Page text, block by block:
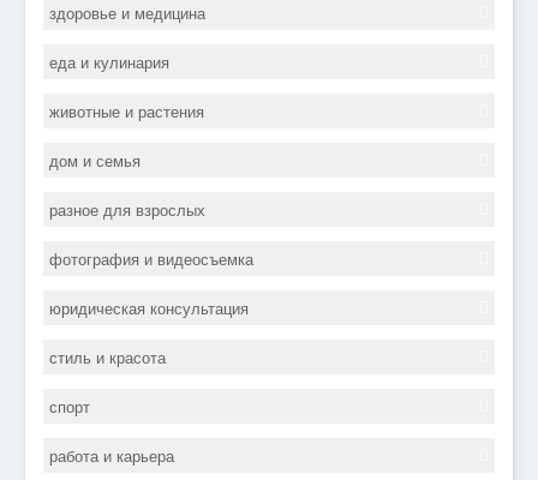
здоровье и медицина
еда и кулинария
животные и растения
дом и семья
разное для взрослых
фотография и видеосъемка
юридическая консультация
стиль и красота
спорт
работа и карьера